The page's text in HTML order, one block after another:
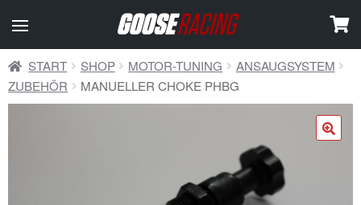
START SHOP MOTOR-TUNING
ANSAUGSYSTEM
ZUBEHÖR
MANUELLER CHOKE PHBG